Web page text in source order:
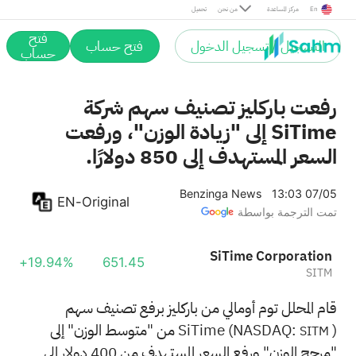
تحميل من نحن مركز المساعدة En
التسجيل / تسجيل الدخول فتح حساب فتح
حساب
رفعت باركليز تصنيف سهم شركة
SiTime إلى "زيادة الوزن"، ورفعت
السعر المستهدف إلى 850 دولارًا.
Benzinga News
13:03 07/05
تمت الترجمة بواسطة
EN-Original
SiTime Corporation
SITM
651.45
+19.94%
قام المحلل توم أومالي من باركليز برفع تصنيف سهم
SiTime (NASDAQ: SITM
) من "متوسط الوزن" إلى